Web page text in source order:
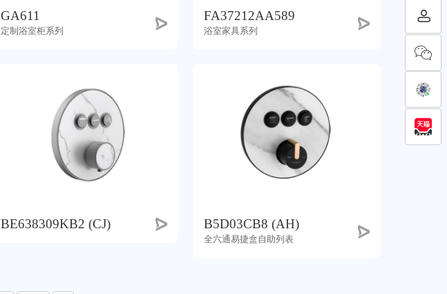
GA611
定制浴室柜系列
FA37212AA589
浴室家具系列
BE638309KB2 (CJ) B5D03CB8 (AH)
全六通易捷盒自助列表